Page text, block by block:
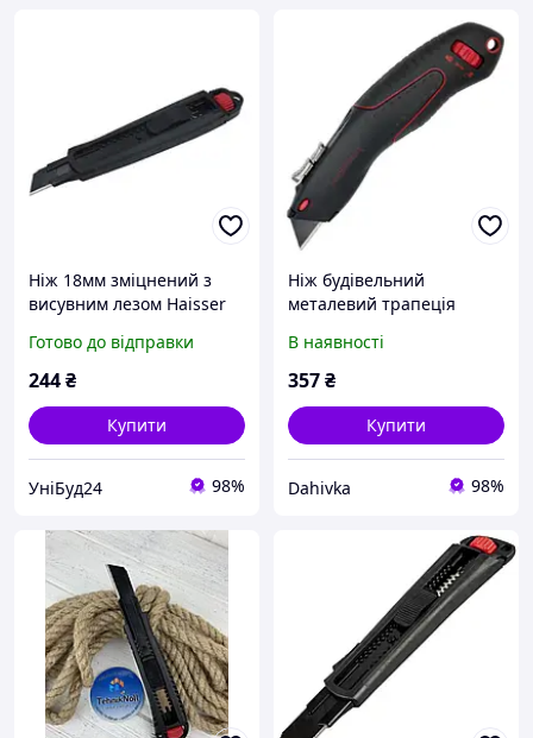
Ніж 18мм зміцнений з
висувним лезом Haisser
Готово до відправки
244₴
Купити
УніБуд24 98%
Ніж будівельний
металевий трапеція
В наявності
357₴
Купити
Dahivka 98%